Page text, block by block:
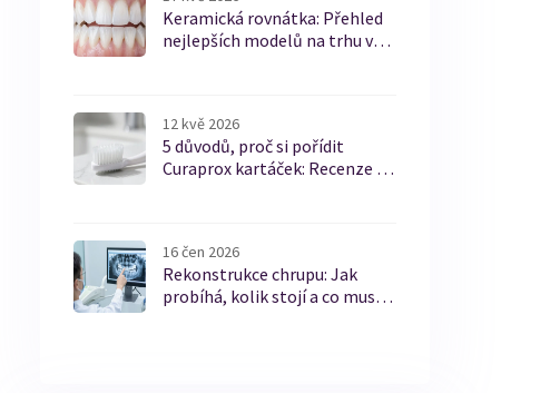
Keramická rovnátka: Přehled
nejlepších modelů na trhu v
12 kvě 2026
5 důvodů, proč si pořídit
Curaprox kartáček: Recenze a
16 čen 2026
Rekonstrukce chrupu: Jak
probíhá, kolik stojí a co musíte